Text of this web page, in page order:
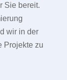
Sie bereit.
wir in der
Projekte zu